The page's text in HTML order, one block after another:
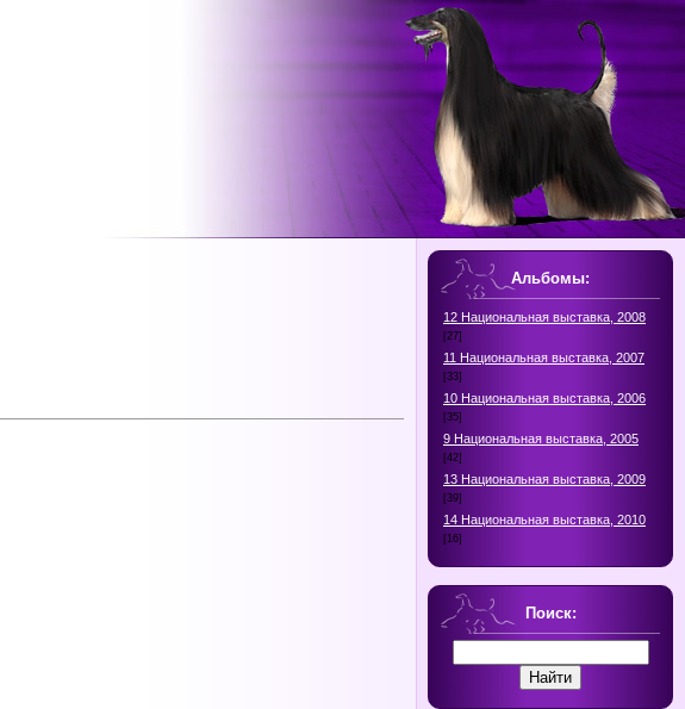
Альбомы:
12 Национальная выставка, 2008
[27]
11 Национальная выставка, 2007
[33]
10 Национальная выставка, 2006
[35]
9 Национальная выставка, 2005
[42]
13 Национальная выставка, 2009
[39]
14 Национальная выставка, 2010
[16]
Поиск: